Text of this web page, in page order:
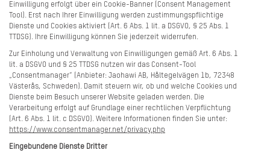
Einwilligung erfolgt über ein Cookie-Banner (Consent Management
Tool). Erst nach Ihrer Einwilligung werden zustimmungspflichtige
Dienste und Cookies aktiviert (Art. 6 Abs. 1 lit. a DSGVO, § 25 Abs. 1
TTDSG). Ihre Einwilligung können Sie jederzeit widerrufen.
Zur Einholung und Verwaltung von Einwilligungen gemäß Art. 6 Abs. 1
lit. a DSGVO und § 25 TTDSG nutzen wir das Consent-Tool
„Consentmanager“ (Anbieter: Jaohawi AB, Håltegelvägen 1b, 72348
Västerås, Schweden). Damit steuern wir, ob und welche Cookies und
Dienste beim Besuch unserer Website geladen werden. Die
Verarbeitung erfolgt auf Grundlage einer rechtlichen Verpflichtung
(Art. 6 Abs. 1 lit. c DSGVO). Weitere Informationen finden Sie unter:
https://www.consentmanager.net/privacy.php
Eingebundene Dienste Dritter